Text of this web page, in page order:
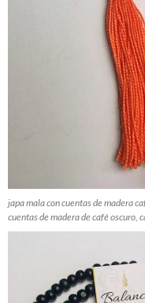
japa mala con cuentas de madera
cuentas de madera de café oscuro,